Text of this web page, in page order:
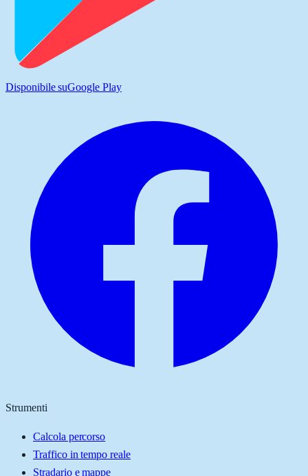
Disponibile suGoogle Play
Strumenti
Calcola percorso
Traffico in tempo reale
Stradario e mappe